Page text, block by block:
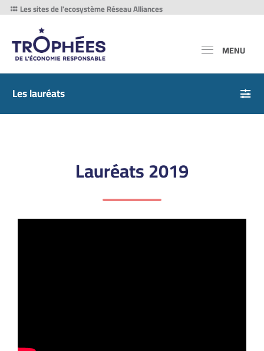
Les sites de l'ecosystème Réseau Alliances
MENU
Les lauréats
Lauréats 2019